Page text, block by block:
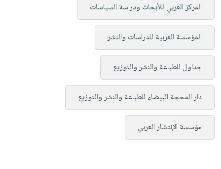
المركز العربي للأبحاث ودراسة السياسات
المؤسسة العربية للدراسات والنشر
جداول للطباعة والنشر والتوزيع
دار المحجة البيضاء للطباعة والنشر والتوزيع
مؤسسة الإنتشار العربي